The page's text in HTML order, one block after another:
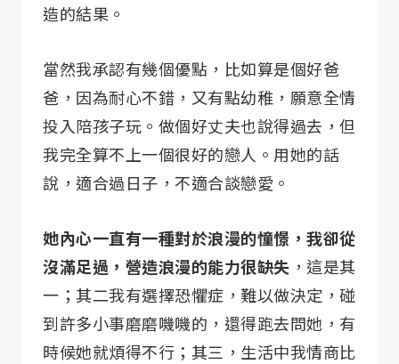
造的結果。
當然我承認有幾個優點，比如算是個好爸
爸，因為耐心不錯，又有點幼稚，願意全情
投入陪孩子玩。做個好丈夫也說得過去，但
我完全算不上一個很好的戀人。用她的話
說，適合過日子，不適合談戀愛。
她內心一直有一種對於浪漫的憧憬，我卻從
沒滿足過，營造浪漫的能力很缺失 ，這是其
一；其二我有選擇恐懼症，難以做決定，碰
到許多小事磨磨嘰嘰的，還得跑去問她，有
時候她就煩得不行；其三，生活中我情商比